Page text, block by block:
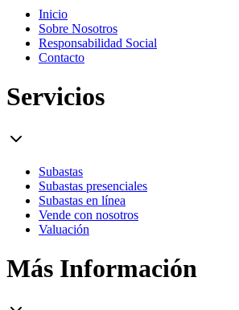
Inicio
Sobre Nosotros
Responsabilidad Social
Contacto
Servicios
Subastas
Subastas presenciales
Subastas en línea
Vende con nosotros
Valuación
Más Información